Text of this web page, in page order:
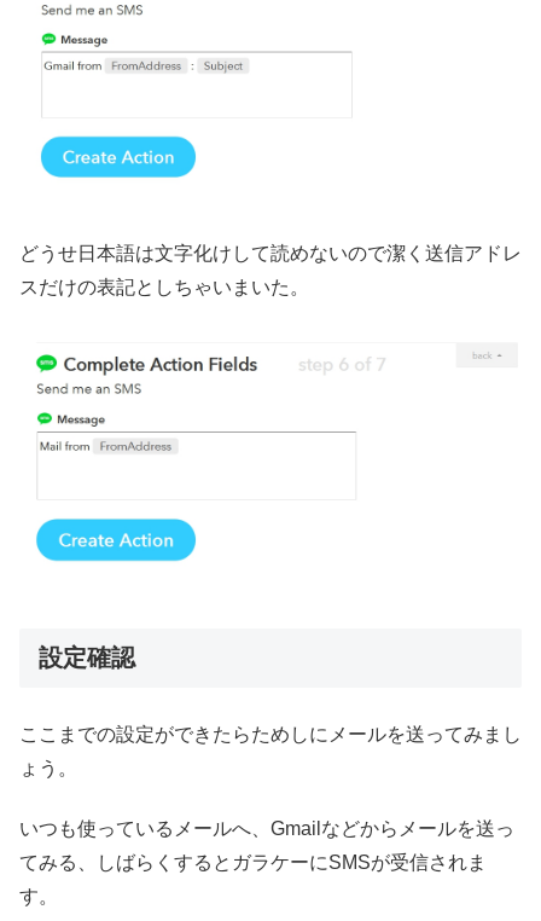
どうせ日本語は文字化けして読めないので潔く送信アドレ
スだけの表記としちゃいまいた。
設定確認
ここまでの設定ができたらためしにメールを送ってみまし
ょう。
いつも使っているメールへ、Gmailなどからメールを送っ
てみる、しばらくするとガラケーにSMSが受信されま
す。